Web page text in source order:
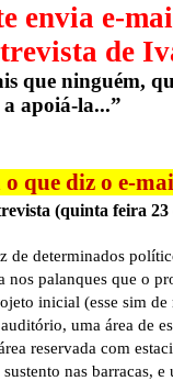
envia e-
de
que ninguém,
apoiá-la...”
que diz o e-
(quinta feira
de determinados
nos palanques que o
inicial (esse sim
uma área de
reservada com
nas barracas,